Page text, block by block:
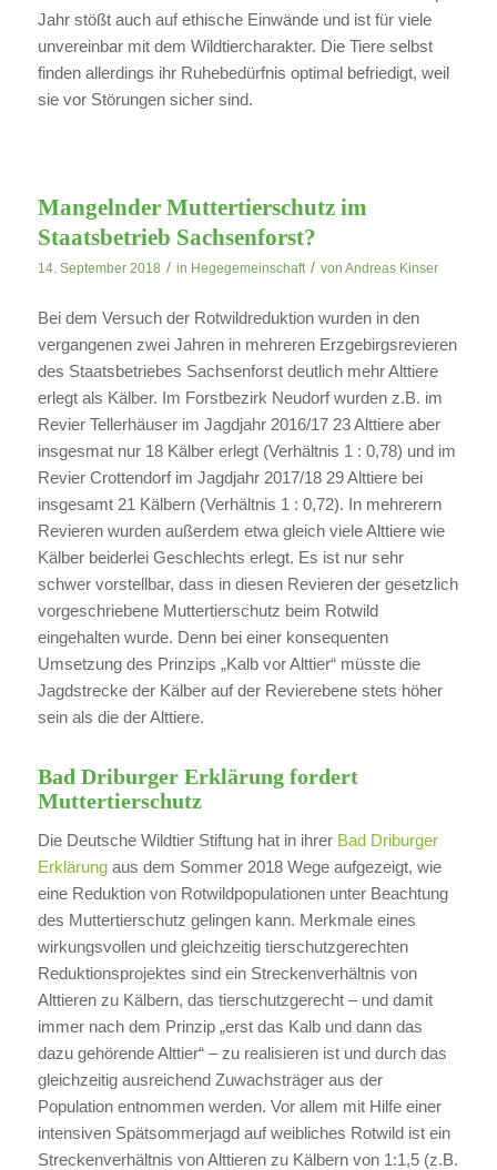
Jahr stößt auch auf ethische Einwände und ist für viele
unvereinbar mit dem Wildtiercharakter. Die Tiere selbst
finden allerdings ihr Ruhebedürfnis optimal befriedigt, weil
sie vor Störungen sicher sind.
Mangelnder Muttertierschutz im
Staatsbetrieb Sachsenforst?
14. September 2018 / in Hegegemeinschaft / von Andreas Kinser
Bei dem Versuch der Rotwildreduktion wurden in den
vergangenen zwei Jahren in mehreren Erzgebirgsrevieren
des Staatsbetriebes Sachsenforst deutlich mehr Alttiere
erlegt als Kälber. Im Forstbezirk Neudorf wurden z.B. im
Revier Tellerhäuser im Jagdjahr 2016/17 23 Alttiere aber
insgesmat nur 18 Kälber erlegt (Verhältnis 1 : 0,78) und im
Revier Crottendorf im Jagdjahr 2017/18 29 Alttiere bei
insgesamt 21 Kälbern (Verhältnis 1 : 0,72). In mehrerern
Revieren wurden außerdem etwa gleich viele Alttiere wie
Kälber beiderlei Geschlechts erlegt. Es ist nur sehr
schwer vorstellbar, dass in diesen Revieren der gesetzlich
vorgeschriebene Muttertierschutz beim Rotwild
eingehalten wurde. Denn bei einer konsequenten
Umsetzung des Prinzips „Kalb vor Alttier“ müsste die
Jagdstrecke der Kälber auf der Revierebene stets höher
sein als die der Alttiere.
Bad Driburger Erklärung fordert
Muttertierschutz
Die Deutsche Wildtier Stiftung hat in ihrer Bad Driburger
Erklärungaus dem Sommer 2018 Wege aufgezeigt, wie
eine Reduktion von Rotwildpopulationen unter Beachtung
des Muttertierschutz gelingen kann. Merkmale eines
wirkungsvollen und gleichzeitig tierschutzgerechten
Reduktionsprojektes sind ein Streckenverhältnis von
Alttieren zu Kälbern, das tierschutzgerecht – und damit
immer nach dem Prinzip „erst das Kalb und dann das
dazu gehörende Alttier“ – zu realisieren ist und durch das
gleichzeitig ausreichend Zuwachsträger aus der
Population entnommen werden. Vor allem mit Hilfe einer
intensiven Spätsommerjagd auf weibliches Rotwild ist ein
Streckenverhältnis von Alttieren zu Kälbern von 1:1,5 (z.B.